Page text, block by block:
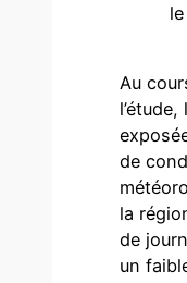
Au
de
la
de
un